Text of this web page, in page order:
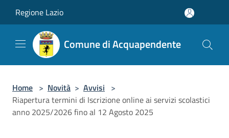
Regione Lazio
Comune di Acquapendente
Home > Novità > Avvisi >
Riapertura termini di Iscrizione online ai servizi scolastici
anno 2025/2026 fino al 12 Agosto 2025